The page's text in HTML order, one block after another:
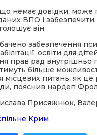
немає довідки, може
ВПО і
він.
забезпечення
освіти для
прав рад внутрішньо
більше
місцевих питань, як це
пояснив нардеп
Присяжнюк,
Крим